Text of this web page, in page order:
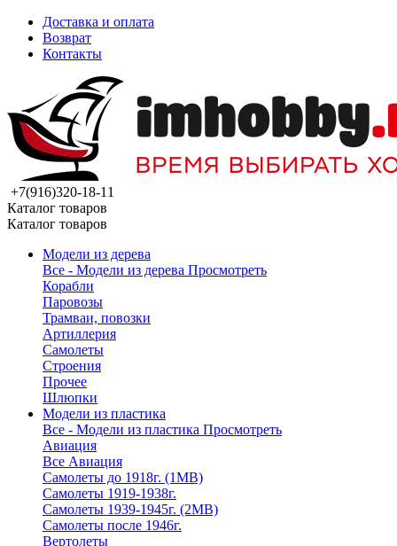
Доставка и оплата
Возврат
Контакты
+7(916)320-18-11
Каталог товаров
Каталог товаров
Модели из дерева
Все - Модели из дерева Просмотреть
Корабли
Паровозы
Трамваи, повозки
Артиллерия
Самолеты
Строения
Прочее
Шлюпки
Модели из пластика
Все - Модели из пластика Просмотреть
Авиация
Все Авиация
Самолеты до 1918г. (1МВ)
Самолеты 1919-1938г.
Самолеты 1939-1945г. (2МВ)
Самолеты после 1946г.
Вертолеты